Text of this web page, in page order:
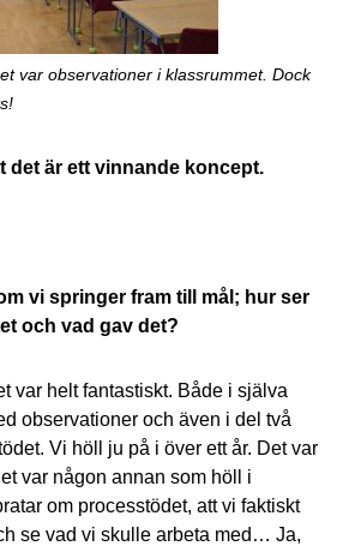
var observationer i klassrummet. Dock
det är ett vinnande koncept.
vi springer fram till mål; hur ser
och vad gav det?
var helt fantastiskt. Både i själva
observationer och även i del två
Vi höll ju på i över ett år. Det var
var någon annan som höll i
om processtödet, att vi faktiskt
se vad vi skulle arbeta med… Ja,